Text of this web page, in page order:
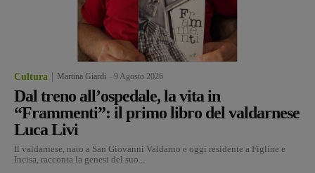
Cultura Martina Giardi 9 Agosto 2026
Dal treno all’ospedale, la vita in
“Frammenti”: il primo libro del valdarnese
Luca Livi
Il valdarnese, nato a San Giovanni Valdarno e oggi residente a Figline e
Incisa, racconta la genesi del suo...